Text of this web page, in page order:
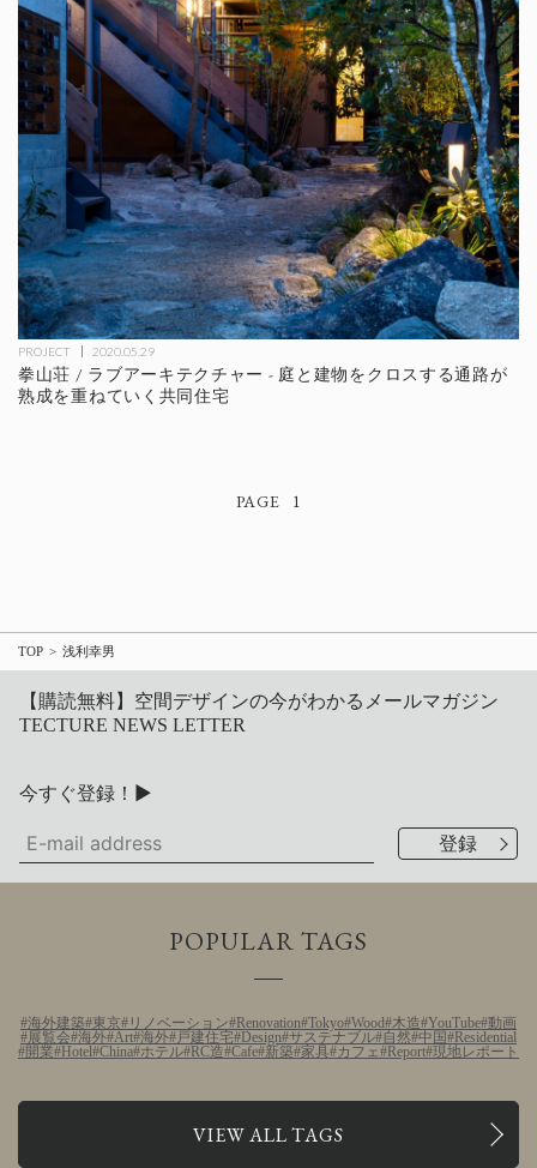
PROJECT 2020.05.29
拳山荘 / ラブアーキテクチャー - 庭と建物をクロスする通路が
熟成を重ねていく共同住宅
1
TOP 浅利幸男
【購読無料】空間デザインの今がわかるメールマガジン
TECTURE NEWS LETTER
今すぐ登録！▶
POPULAR TAGS
海外建築 東京 リノベーション Renovation Tokyo Wood 木造 YouTube 動画
展覧会 海外 Art 海外 戸建住宅 Design サステナブル 自然 中国
Residential
開業
Hotel China ホテル RC造 Cafe 新築 家具 カフェ Report 現地レポート
VIEW ALL TAGS